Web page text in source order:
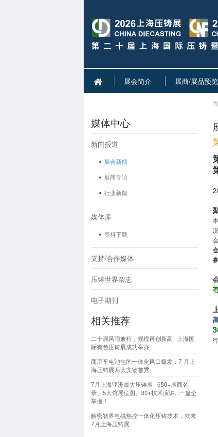
展会简介 展商/展品预览
媒体中心
新闻报道
展会新闻
展商专访
行业新闻
媒体库
资料下载
支持/合作媒体
压铸世界杂志
电子期刊
相关推荐
二十届风雨兼程，规模再创新高 | 上海国
际有色压铸展成功举办
商用车电池包的一体化风口爆发：7 月上
海压铸展两大实物首秀
7月上海亚洲最大压铸展 | 650+展商名
录、5大馆展位图、80+技术演讲...一篇全
掌握！
解密智界电磁热控一体化压铸技术，就来
7月上海压铸展